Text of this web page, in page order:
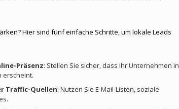
Hier sind fünf einfache Schritte, um lokale Leads
Präsenz: Stellen Sie sicher, dass Ihr Unternehmen in
erscheint.
Traffic-Quellen: Nutzen Sie E-Mail-Listen, soziale